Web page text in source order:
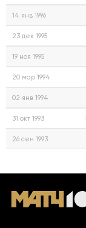
14 янв 1996
23 дек 1995
19 ноя 1995
20 мар 1994
02 янв 1994
31 окт 1993
26 сен 1993